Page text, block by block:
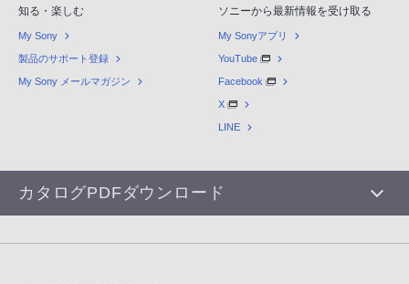
知る・楽しむ
My Sony
製品のサポート登録
My Sony メールマガジン
ソニーから最新情報を受け取る
My Sonyアプリ
YouTube
Facebook
X
LINE
カタログPDFダウンロード